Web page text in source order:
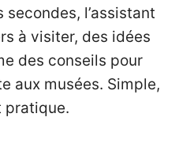
secondes, l’assistant
à visiter, des idées
des conseils pour
aux musées. Simple,
pratique.